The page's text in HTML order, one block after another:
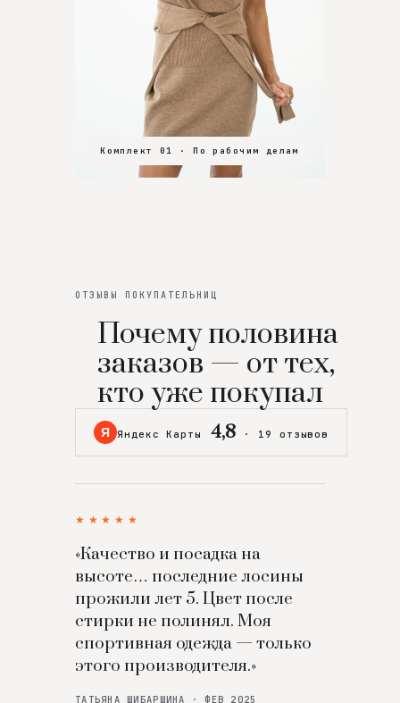
Комплект 01 · По рабочим делам
Комплект 02 · В зал
Комплект 03 · На особенный вечер
ОТЗЫВЫ ПОКУПАТЕЛЬНИЦ
Почему половина
заказов — от тех,
кто уже покупал
Я Яндекс Карты 4,8 · 19 отзывов
★★★★★
«Качество и посадка на
высоте… последние лосины
прожили лет 5. Цвет после
стирки не полинял. Моя
спортивная одежда — только
этого производителя.»
ТАТЬЯНА ШИБАРШИНА · ФЕВ 2025